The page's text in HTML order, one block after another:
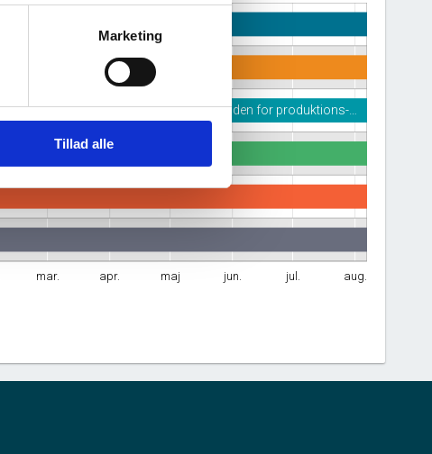
Marketing
Tillad alle
mar. apr. maj jun. jul. aug.
Rådgivende ingeniøraktiviteter inden for produktions-…